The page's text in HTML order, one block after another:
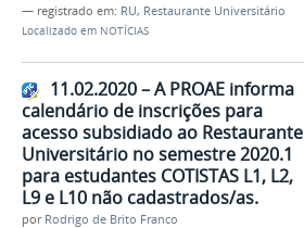
— registrado em: RU, Restaurante Universitário
Localizado em NOTÍCIAS
11.02.2020 – A PROAE informa
calendário de inscrições para
acesso subsidiado ao Restaurante
Universitário no semestre 2020.1
para estudantes COTISTAS L1, L2,
L9 e L10 não cadastrados/as.
por Rodrigo de Brito Franco